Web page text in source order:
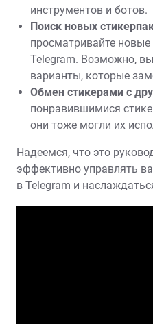
инструментов и ботов.
Поиск новых
просматривайте
Telegram. Возможно,
варианты, которые
Обмен стикерами с
понравившимися
они тоже могли их
Надеемся, что это
эффективно управлять
в Telegram и